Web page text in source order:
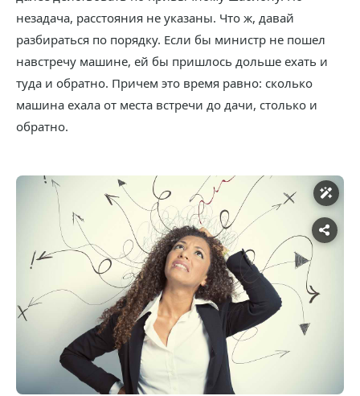
незадача, расстояния не указаны. Что ж, давай
разбираться по порядку. Если бы министр не пошел
навстречу машине, ей бы пришлось дольше ехать и
туда и обратно. Причем это время равно: сколько
машина ехала от места встречи до дачи, столько и
обратно.